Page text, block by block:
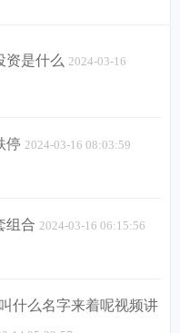
资是什么 2024-03-16
停 2024-03-16 08:03:59
组合 2024-03-16 06:15:56
什么名字来着呢视频讲